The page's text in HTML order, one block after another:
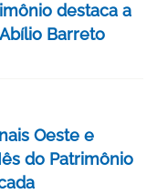
destaca a
Barreto
Oeste e
do Patrimônio